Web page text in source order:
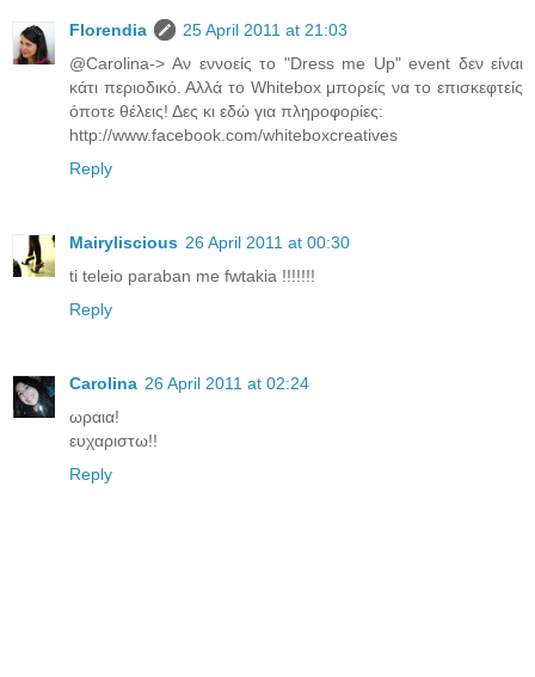
Florendia
25 April 2011 at 21:03
@Carolina-> Αν εννοείς τo "Dress me Up" event δεν είναι
κάτι περιοδικό. Αλλά το Whitebox μπορείς να το επισκεφτείς
όποτε θέλεις! Δες κι εδώ για πληροφορίες:
http://www.facebook.com/whiteboxcreatives
Reply
Mairyliscious 26 April 2011 at 00:30
ti teleio paraban me fwtakia !!!!!!!
Reply
Carolina 26 April 2011 at 02:24
ωραια!
ευχαριστω!!
Reply